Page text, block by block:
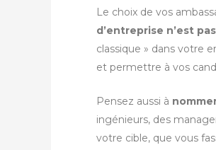
Le choix de vos
d’entreprise n’est
classique » dans votre
et permettre à vos
Pensez aussi à
ingénieurs, des
votre cible, que vous